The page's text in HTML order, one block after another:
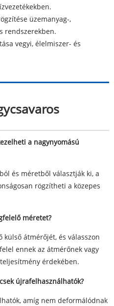
üzemanyag-,
rendszerekben.
vegyi, élelmiszer- és
a nagynyomású
és méretből választják ki, a
rögzítheti a közepes
méretet?
külső átmérőjét, és válasszon
ennek az átmérőnek vagy
érdekében.
újrafelhasználhatók?
amíg nem deformálódnak